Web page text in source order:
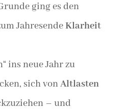
ging es den
JahresendeKlarheit
ins neue Jahr zu
sich vonAltlasten
– und